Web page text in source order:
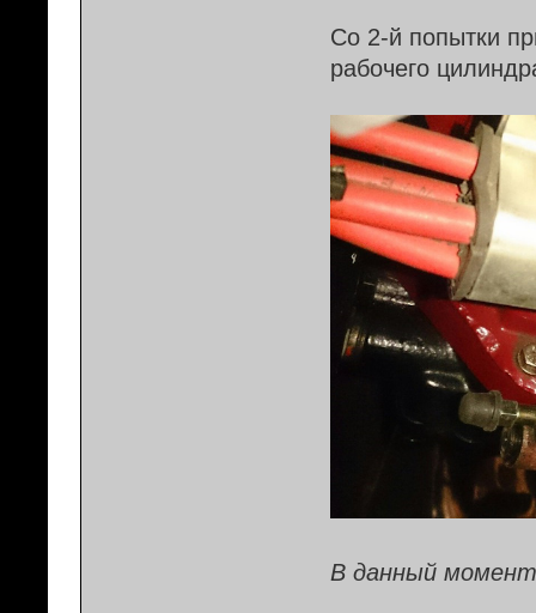
Со 2-й попытки
рабочего
В данный момент